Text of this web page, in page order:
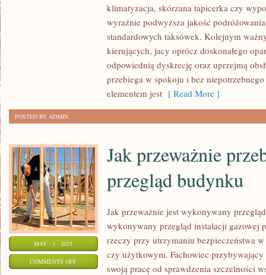
ZASTANOWIĆ
WYNAJMEM
SAMOCHODU
KIEROWCĄ
klimatyzacja, skórzana tapicerka czy
wyraźnie podwyższa jakość
standardowych taksówek. Kolejnym
kierujących, jacy oprócz doskonałego
odpowiednią dyskrecję oraz uprzejmą
przebiega w spokoju i bez
elementem jest [ Read More ]
POSTED BY ADMIN
MAY - 3 - 2025
COMMENTS OFFON
Jak przeważnie
przegląd budynku
Jak przeważnie jest wykonywany
wykonywany przegląd instalacji gazowej
rzeczy przy utrzymaniu bezpieczeństwa
czy użytkowym. Fachowiec
swoją pracę od sprawdzenia szczelności